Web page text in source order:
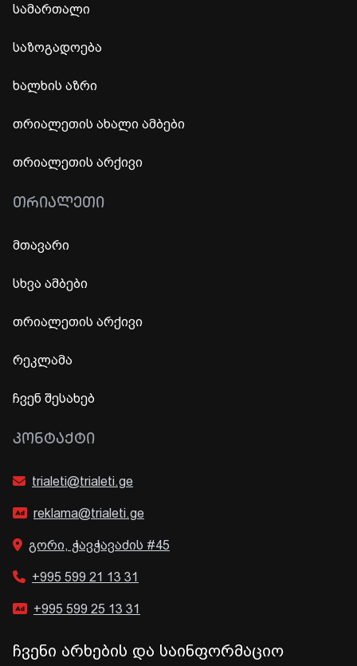
სამართალი
საზოგადოება
ხალხის აზრი
თრიალეთის ახალი ამბები
თრიალეთის არქივი
ᲗᲠᲘᲐᲚᲔᲗᲘ
მთავარი
სხვა ამბები
თრიალეთის არქივი
რეკლამა
ჩვენ შესახებ
ᲙᲝᲜᲢᲐᲥᲢᲘ
trialeti@trialeti.ge
reklama@trialeti.ge
გორი, ჭავჭავაძის #45
+995 599 21 13 31
+995 599 25 13 31
ჩვენი არხების და საინფორმაციო